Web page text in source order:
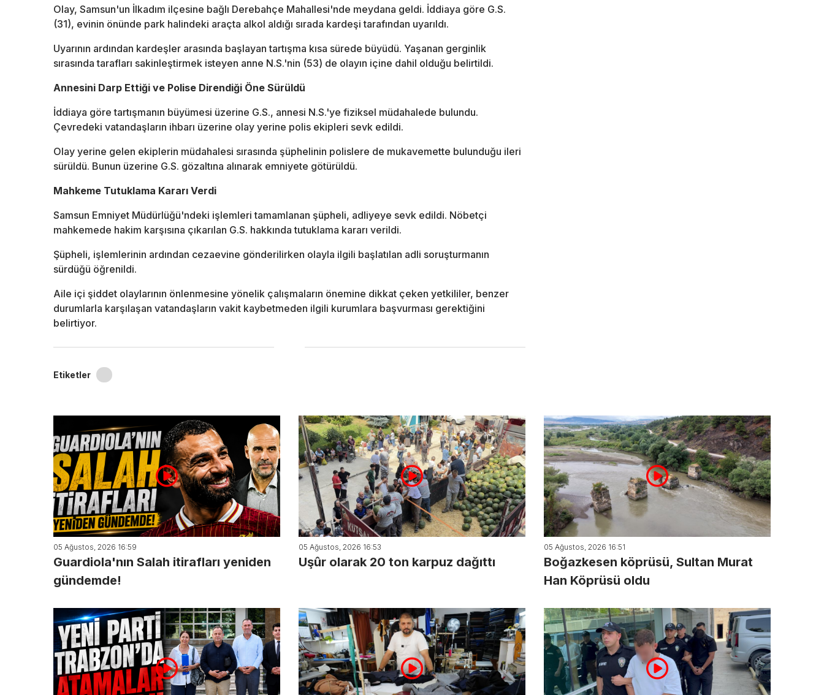
Olay, Samsun'un İlkadım ilçesine bağlı Derebahçe Mahallesi'nde meydana geldi. İddiaya göre G.S.
(31), evinin önünde park halindeki araçta alkol aldığı sırada kardeşi tarafından uyarıldı.
Uyarının ardından kardeşler arasında başlayan tartışma kısa sürede büyüdü. Yaşanan gerginlik
sırasında tarafları sakinleştirmek isteyen anne N.S.'nin (53) de olayın içine dahil olduğu belirtildi.
Annesini Darp Ettiği ve Polise Direndiği Öne Sürüldü
İddiaya göre tartışmanın büyümesi üzerine G.S., annesi N.S.'ye fiziksel müdahalede bulundu.
Çevredeki vatandaşların ihbarı üzerine olay yerine polis ekipleri sevk edildi.
Olay yerine gelen ekiplerin müdahalesi sırasında şüphelinin polislere de mukavemette bulunduğu ileri
sürüldü. Bunun üzerine G.S. gözaltına alınarak emniyete götürüldü.
Mahkeme Tutuklama Kararı Verdi
Samsun Emniyet Müdürlüğü'ndeki işlemleri tamamlanan şüpheli, adliyeye sevk edildi. Nöbetçi
mahkemede hakim karşısına çıkarılan G.S. hakkında tutuklama kararı verildi.
Şüpheli, işlemlerinin ardından cezaevine gönderilirken olayla ilgili başlatılan adli soruşturmanın
sürdüğü öğrenildi.
Aile içi şiddet olaylarının önlenmesine yönelik çalışmaların önemine dikkat çeken yetkililer, benzer
durumlarla karşılaşan vatandaşların vakit kaybetmeden ilgili kurumlara başvurması gerektiğini
belirtiyor.
Etiketler
05 Ağustos, 2026 16:59
Guardiola'nın Salah itirafları yeniden
gündemde!
05 Ağustos, 2026 16:53
Uşûr olarak 20 ton karpuz dağıttı
05 Ağustos, 2026 16:51
Boğazkesen köprüsü, Sultan Murat
Han Köprüsü oldu